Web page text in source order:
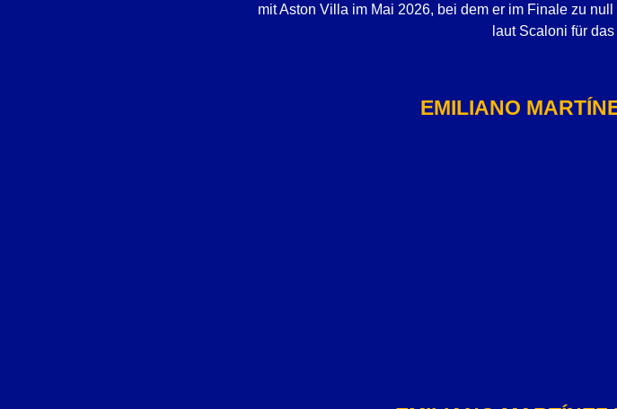
mit Aston Villa im Mai 2026, bei dem er im Finale zu
laut Scaloni für
EMILIANO